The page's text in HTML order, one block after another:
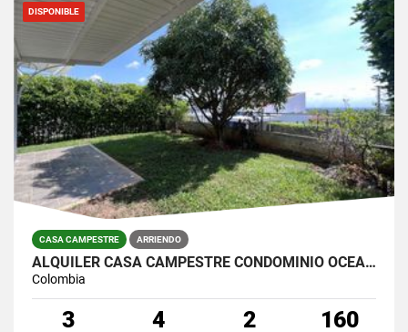
DISPONIBLE
CASA CAMPESTRE ARRIENDO
ALQUILER CASA CAMPESTRE CONDOMINIO OCEANO VERDE JAMUNDI
Colombia
3 4 2 160